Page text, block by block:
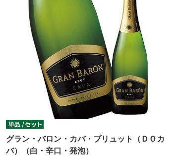
グラン・バロン・カバ・ブリュット（ＤＯカ
バ）（白・辛口・発泡）